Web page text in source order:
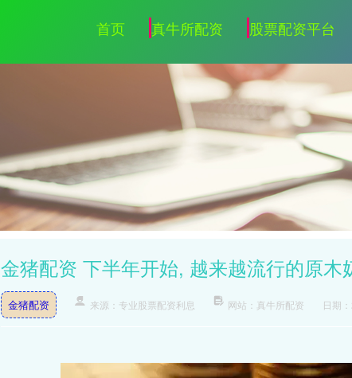
首页 真牛所配资 股票配资平台
金猪配资 下半年开始, 越来越流行的原
金猪配资 来源：专业股票配资利息 网站：真牛所配资 日期